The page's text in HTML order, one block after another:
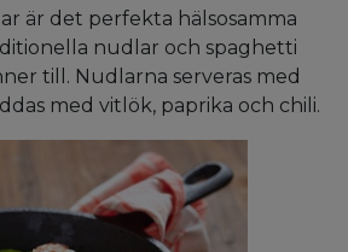
är det perfekta hälsosamma
nudlar och spaghetti
till. Nudlarna serveras med
med vitlök, paprika och chili.